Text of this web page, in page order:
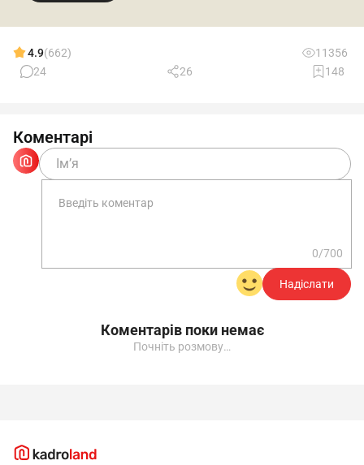
4.9(662)
11356
24
26 148
Коментарі
0/700
Надіслати
Коментарів поки немає
Почніть розмову…